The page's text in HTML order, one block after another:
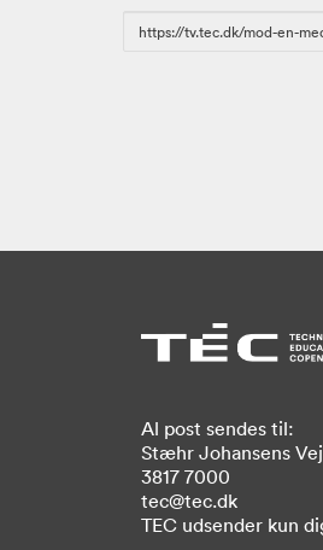
URL
Al post sendes til:
Stæhr Johansens
3817 7000
tec@tec.dk
TEC udsender kun